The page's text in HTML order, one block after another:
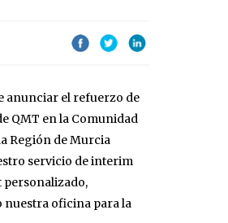
anunciar el refuerzo de
QMT en la Comunidad
Región de Murcia
servicio de interim
nuestra oficina para la